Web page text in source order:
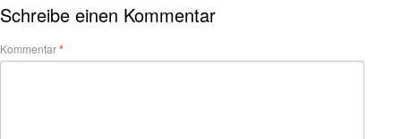
Schreibe einen Kommentar
Kommentar*